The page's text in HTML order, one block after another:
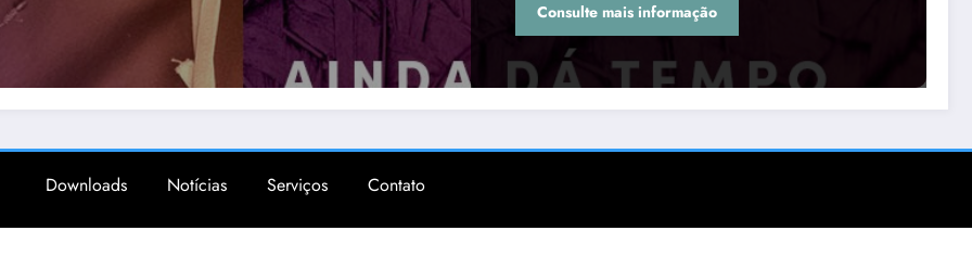
Consulte mais informação
Downloads Notícias Serviços Contato